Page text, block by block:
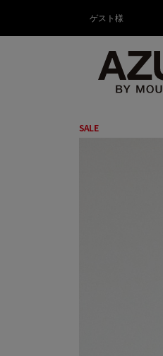
ゲスト様
SALE